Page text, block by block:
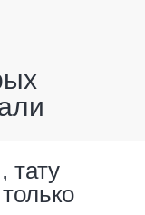
тату